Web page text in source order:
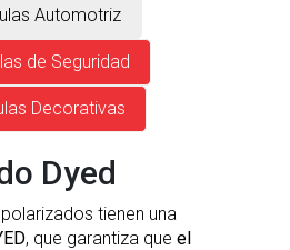
Automotriz
de Seguridad
Decorativas
Dyed
tienen una
, que garantiza que el